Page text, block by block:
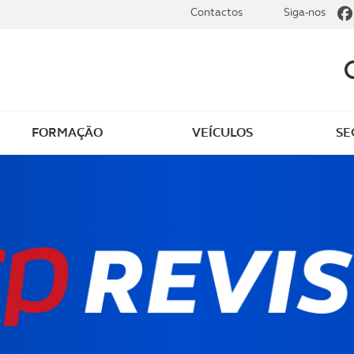
e novidades
membros
Join ACP Golfe
Rejoignez L'ACP Golfe
FORMAÇÃO VEÍCULOS
Contactos Siga-nos